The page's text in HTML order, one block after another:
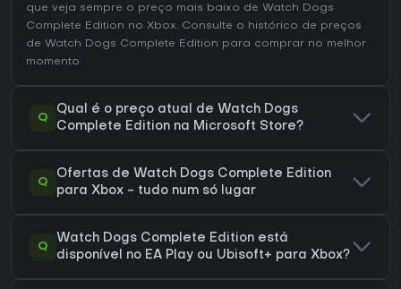
que veja sempre o preço mais baixo de Watch Dogs
Complete Edition no Xbox. Consulte o histórico de preços
de Watch Dogs Complete Edition para comprar no melhor
momento.
Q
Qual é o preço atual de Watch Dogs
Complete Edition na Microsoft Store?
Q
Ofertas de Watch Dogs Complete Edition
para Xbox - tudo num só lugar
Q
Watch Dogs Complete Edition está
disponível no EA Play ou Ubisoft+ para Xbox?